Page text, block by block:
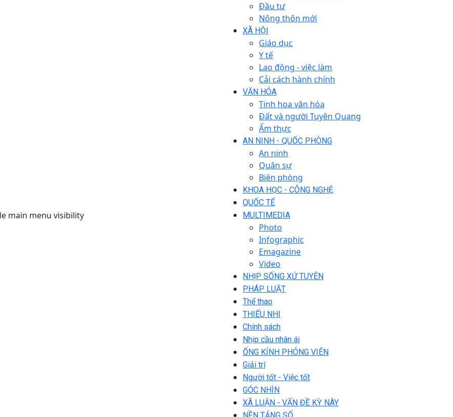
main menu visibility
Đầu tư
Nông thôn mới
XÃ HỘI
Giáo dục
Y tế
Lao động - việc làm
Cải cách hành chính
VĂN HÓA
Tinh hoa văn hóa
Đất và người Tuyên Quang
Ẩm thực
AN NINH - QUỐC PHÒNG
An ninh
Quân sự
Biên phòng
KHOA HỌC - CÔNG NGHỆ
QUỐC TẾ
MULTIMEDIA
Photo
Infographic
Emagazine
Video
NHỊP SỐNG XỨ TUYÊN
PHÁP LUẬT
Thể thao
THIẾU NHI
Chính sách
Nhịp cầu nhân ái
ỐNG KÍNH PHÓNG VIÊN
Giải trí
Người tốt - Việc tốt
GÓC NHÌN
XÃ LUẬN - VẤN ĐỀ KỲ NÀY